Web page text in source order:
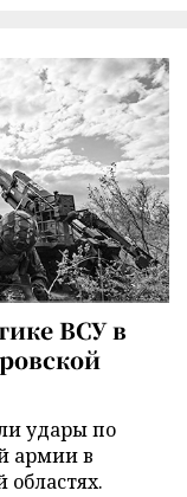
ВСУ в
удары по
армии в